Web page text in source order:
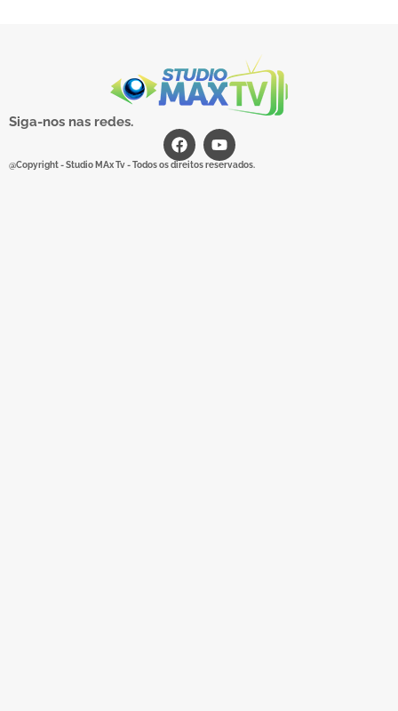
Siga-nos nas redes.
@Copyright - Studio MAx Tv - Todos os direitos reservados.